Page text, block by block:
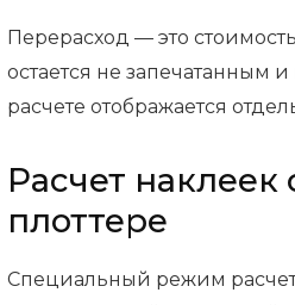
Перерасход — это
остается не запечатанным
расчете отображается
Расчет наклеек
плоттере
Специальный режим